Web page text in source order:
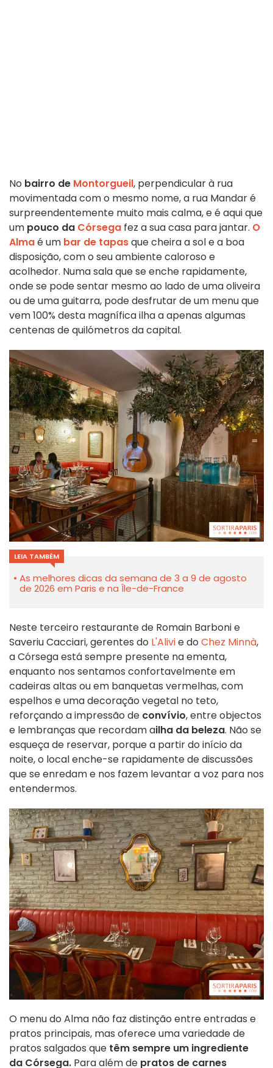
No bairro de Montorgueil, perpendicular à rua
movimentada com o mesmo nome, a rua Mandar é
surpreendentemente muito mais calma, e é aqui que
um pouco da Córsega fez a sua casa para jantar. O
Almaé um bar de tapasque cheira a sol e a boa
disposição, com o seu ambiente caloroso e
acolhedor. Numa sala que se enche rapidamente,
onde se pode sentar mesmo ao lado de uma oliveira
ou de uma guitarra, pode desfrutar de um menu que
vem 100% desta magnífica ilha a apenas algumas
centenas de quilómetros da capital.
LEIA TAMBÉM
As melhores dicas da semana de 3 a 9 de agosto
de 2026 em Paris e na Île-de-France
Neste terceiro restaurante de Romain Barboni e
Saveriu Cacciari, gerentes do L'Alivie do Chez Minnà,
a Córsega está sempre presente na ementa,
enquanto nos sentamos confortavelmente em
cadeiras altas ou em banquetas vermelhas, com
espelhos e uma decoração vegetal no teto,
reforçando a impressão de convívio, entre objectos
e lembranças que recordam ailha da beleza. Não se
esqueça de reservar, porque a partir do início da
noite, o local enche-se rapidamente de discussões
que se enredam e nos fazem levantar a voz para nos
entendermos.
O menu do Alma não faz distinção entre entradas e
pratos principais, mas oferece uma variedade de
pratos salgados que têm sempre um ingrediente
da Córsega. Para além de pratos de carnes